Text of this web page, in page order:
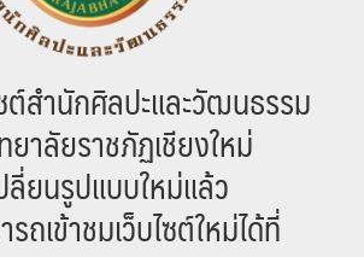
ศึกษาธิการว่าด้วย การจัดตั้งส่วนราชการใน
งใหม่
กำหนดให้สถาบันภาษา ศิลปะและ
ป็น
สำนักศิลปะและวัฒนธรรม
ปฏิบัติหน้าที่
กษ์ และการเผยแพร่องค์ความรู้ด้านการอนุรักษ์
วัฒนธรรมล้านนา
ต์สำนักศิลปะและวัฒนธรรม
าลัยราชภัฏเชียงใหม่
ลี่ยนรูปแบบใหม่แล้ว
ถเข้าชมเว็บไซต์ใหม่ได้ที่